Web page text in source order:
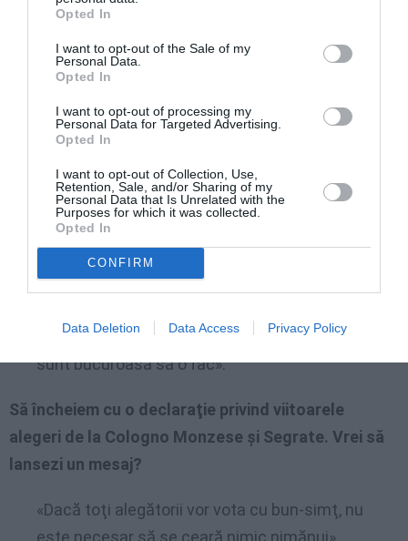
Opted In
I want to opt-out of the Sale of my
Personal Data.
Opted In
I want to opt-out of processing my
Personal Data for Targeted Advertising.
Opted In
I want to opt-out of Collection, Use,
Retention, Sale, and/or Sharing of my
Personal Data that Is Unrelated with the
Purposes for which it was collected.
Opted In
CONFIRM
Data Deletion Data Access Privacy Policy
anticomunism.
Lega Nord este singurul partid italian care îmi
aminteşte de luptele care se duceau în ţara mea
împotriva regimului.În politică este necesar un
singur lucru: o bună capacitate de raţionare şi
Să ajungem la candidatura ta. Nu e prima dată, ai
mai încercat şi la alte alegeri precum cele din
Melegano şi Peschiera Borromeo. Corect?
cu puţinul meu, partidul cu aceste candidaturi
sunt bucuroasă să o fac».
Să încheiem cu o declaraţie privind viitoarele
alegeri de la Cologno Monzese şi Segrate. Vrei să
lansezi un mesaj?
«Dacă toţi alegătorii vor vota cu bun-simţ, nu
este necesar să se ceară nimic nimănui».